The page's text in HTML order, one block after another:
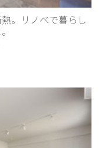
。リノベで暮らし